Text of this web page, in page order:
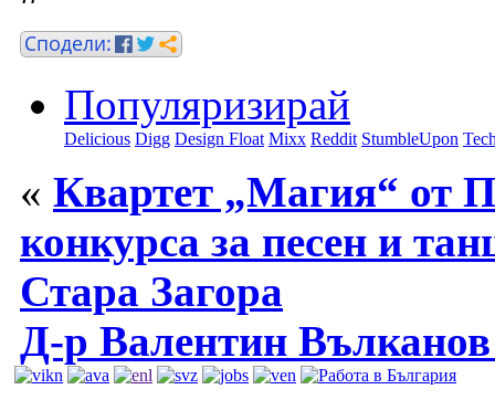
Популяризирай
Delicious Digg Design Float Mixx Reddit StumbleUpon
« Квартет „Магия“ от
конкурса за песен и
Стара Загора
Д-р Валентин Вълканов